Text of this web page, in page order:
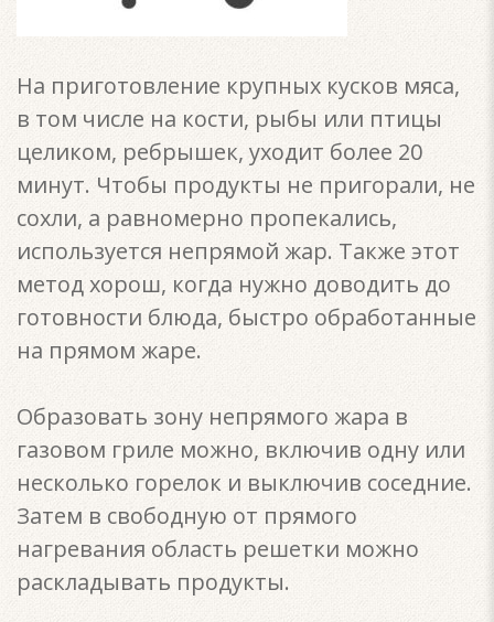
На приготовление крупных кусков мяса,
в том числе на кости, рыбы или птицы
целиком, ребрышек, уходит более 20
минут. Чтобы продукты не пригорали, не
сохли, а равномерно пропекались,
используется непрямой жар. Также этот
метод хорош, когда нужно доводить до
готовности блюда, быстро обработанные
на прямом жаре.
Образовать зону непрямого жара в
газовом гриле можно, включив одну или
несколько горелок и выключив соседние.
Затем в свободную от прямого
нагревания область решетки можно
раскладывать продукты.